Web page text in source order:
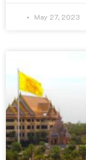
May 27, 2023